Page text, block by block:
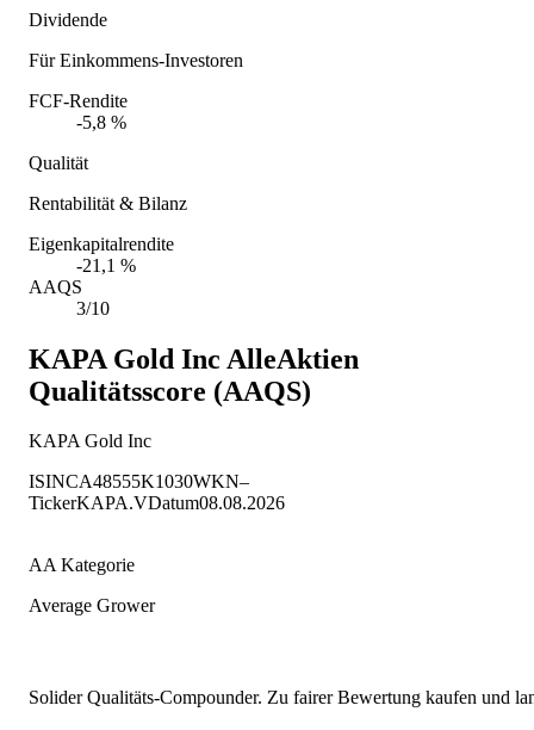
Dividende
Für Einkommens-Investoren
FCF-Rendite
-5,8 %
Qualität
Rentabilität & Bilanz
Eigenkapitalrendite
-21,1 %
AAQS
3/10
KAPA Gold Inc AlleAktien
Qualitätsscore (AAQS)
KAPA Gold Inc
ISINCA48555K1030WKN–
TickerKAPA.VDatum08.08.2026
AA Kategorie
Average Grower
Solider Qualitäts-Compounder. Zu fairer Bewertung kaufen und